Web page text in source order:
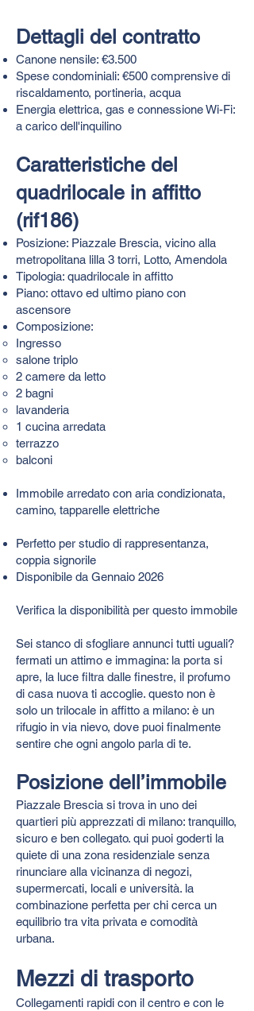
Dettagli del contratto
Canone nensile: €3.500
Spese condominiali: €500 comprensive di
riscaldamento, portineria, acqua
Energia elettrica, gas e connessione Wi-Fi:
a carico dell'inquilino
Caratteristiche del
quadrilocale in affitto
(rif186)​​
Posizione: Piazzale Brescia, vicino alla
metropolitana lilla 3 torri, Lotto, Amendola
Tipologia: quadrilocale in affitto
Piano: ottavo ed ultimo piano con
ascensore
Composizione:​
Ingresso
salone triplo
2 camere da letto
2 bagni
lavanderia
1 cucina arredata
terrazzo
balconi
Immobile arredato con aria condizionata,
camino, tapparelle elettriche
Perfetto per studio di rappresentanza,
coppia signorile
Disponibile da Gennaio 2026
Verifica la disponibilità per questo immobile
Sei stanco di sfogliare annunci tutti uguali?
fermati un attimo e immagina: la porta si
apre, la luce filtra dalle finestre, il profumo
di casa nuova ti accoglie. questo non è
solo un trilocale in affitto a milano: è un
rifugio in via nievo, dove puoi finalmente
sentire che ogni angolo parla di te.
Posizione dell’immobile
Piazzale Brescia si trova in uno dei
quartieri più apprezzati di milano: tranquillo,
sicuro e ben collegato. qui puoi goderti la
quiete di una zona residenziale senza
rinunciare alla vicinanza di negozi,
supermercati, locali e università. la
combinazione perfetta per chi cerca un
equilibrio tra vita privata e comodità
urbana.
Mezzi di trasporto
Collegamenti rapidi con il centro e con le